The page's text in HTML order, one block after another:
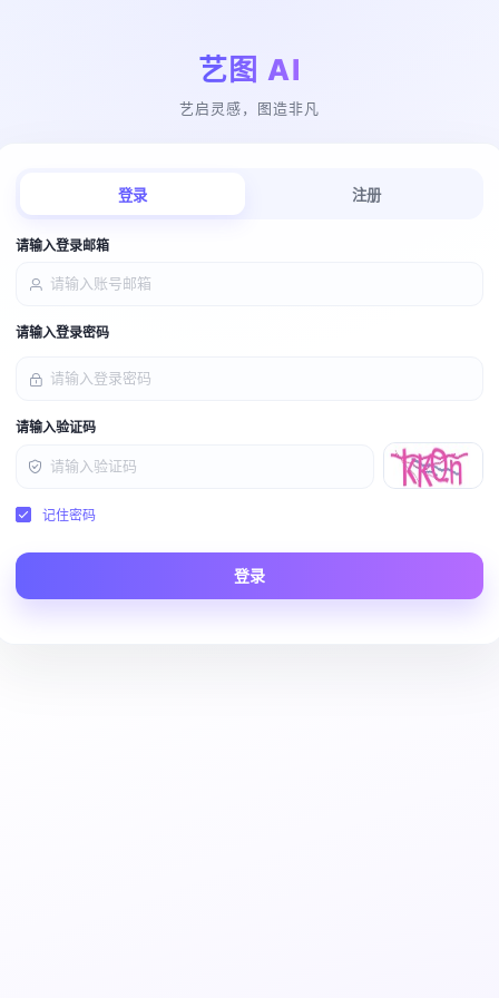
艺图 AI
艺启灵感，图造非凡
登录 注册
请输入登录邮箱
请输入登录密码
请输入验证码
记住密码
登录